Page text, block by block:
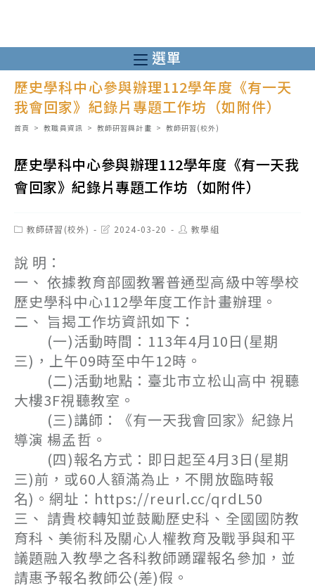
至
主
要
內
選單
歷史學科中心參與辦理112學年度《有一天
我會回家》紀錄片專題工作坊（如附件）
首頁 > 教職員資訊 > 教師研習與計畫 > 教師研習(校外)
歷史學科中心參與辦理112學年度《有一天我
會回家》紀錄片專題工作坊（如附件）
Post教師研習(校外)
Post2024-03-20
Post教學組
說 明：
一、 依據教育部國教署普通型高級中等學校
歷史學科中心112學年度工作計畫辦理。
二、 旨揭工作坊資訊如下：
(一)活動時間：113年4月10日(星期
三)，上午09時至中午12時。
(二)活動地點：臺北市立松山高中 視聽
大樓3F視聽教室。
(三)講師：《有一天我會回家》紀錄片
導演 楊孟哲。
(四)報名方式：即日起至4月3日(星期
三)前，或60人額滿為止，不開放臨時報
名)。網址：https://reurl.cc/qrdL50
三、 請貴校轉知並鼓勵歷史科、全國國防教
育科、美術科及關心人權教育及戰爭與和平
議題融入教學之各科教師踴躍報名參加，並
請惠予報名教師公(差)假。